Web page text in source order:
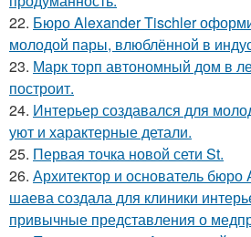
22. Бюро Alexander Tischler
молодой пары, влюблённой в
23. Марк торп автономный дом в
построит.
24. Интерьер создавался для
уют и характерные детали.
25. Первая точка новой сети St.
26. Архитектор и основатель бюро
шаева создала для клиники
привычные представления о